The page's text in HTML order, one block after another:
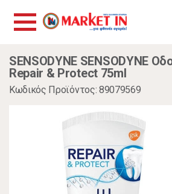
SENSODYNE SENSODYNE
Repair & Protect 75ml
Κωδικός Προϊόντος: 89079569